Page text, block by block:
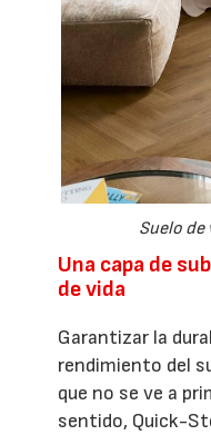
Suelo de
Una capa de
de vida
Garantizar la
rendimiento del
que no se ve a
sentido, Quick-